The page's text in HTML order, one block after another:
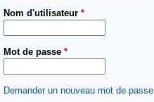
Nom d'utilisateur *
Mot de passe *
Demander un nouveau mot de passe